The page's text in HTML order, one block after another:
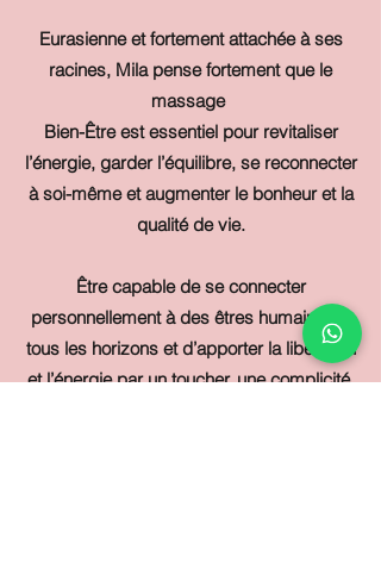
Eurasienne et fortement attachée à ses
racines, Mila pense fortement que le
massage
Bien-Être est essentiel pour revitaliser
l’énergie, garder l’équilibre, se reconnecter
à soi-même et augmenter le bonheur et la
qualité de vie.
Être capable de se connecter
personnellement à des êtres humains de
tous les horizons et d’apporter la libération
et l’énergie par un toucher, une complicité,